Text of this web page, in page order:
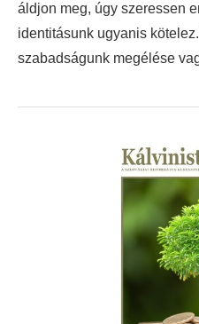
áldjon meg, úgy szeressen
identitásunk ugyanis
szabadságunk megélése